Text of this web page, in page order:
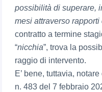
possibilità di superare,
mesi attraverso
contratto a termine
“nicchia”, trova la
raggio di intervento.
E’ bene, tuttavia,
n. 483 del 7 febbraio